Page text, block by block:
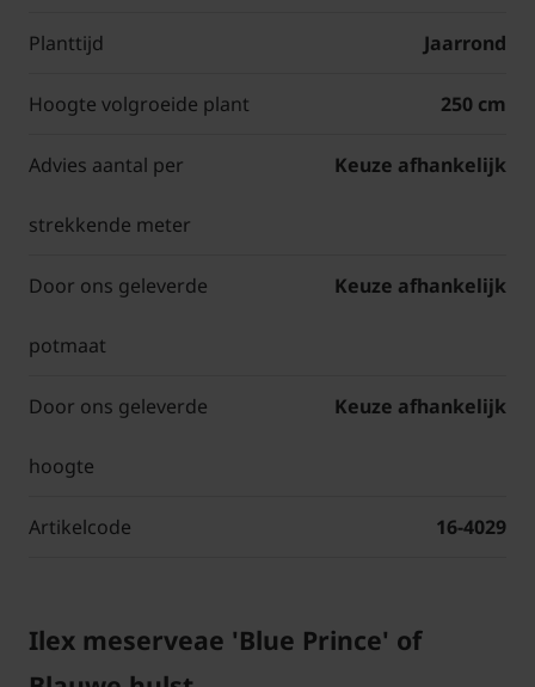
Planttijd Jaarrond
Hoogte volgroeide plant 250 cm
Advies aantal per
strekkende meter
Keuze afhankelijk
Door ons geleverde
potmaat
Keuze afhankelijk
Door ons geleverde
hoogte
Keuze afhankelijk
Artikelcode 16-4029
Ilex meserveae 'Blue Prince' of